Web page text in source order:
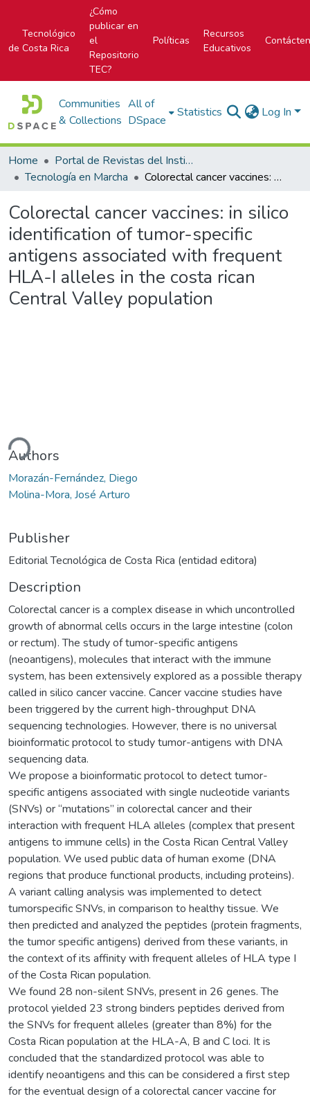
Tecnológico
de Costa Rica
¿Cómo
publicar en
el
Repositorio
TEC?
Políticas
Recursos
Educativos
Communities
& Collections
All of
DSpace
Statistics Log In
Home
Portal de Revistas del Instituto Tecnológico de Costa Rica
Tecnología en Marcha
Colorectal cancer vaccines: in silico identification of tumor-specific antigens associated with frequent HLA-I alleles in the costa rican Central Valley population
Colorectal cancer vaccines: in silico
identification of tumor-specific
antigens associated with frequent
HLA-I alleles in the costa rican
Central Valley population
Authors
Morazán-Fernández, Diego
Molina-Mora, José Arturo
Publisher
Editorial Tecnológica de Costa Rica (entidad editora)
Description
Colorectal cancer is a complex disease in which uncontrolled
growth of abnormal cells occurs in the large intestine (colon
or rectum). The study of tumor-specific antigens
(neoantigens), molecules that interact with the immune
system, has been extensively explored as a possible therapy
called in silico cancer vaccine. Cancer vaccine studies have
been triggered by the current high-throughput DNA
sequencing technologies. However, there is no universal
bioinformatic protocol to study tumor-antigens with DNA
sequencing data.
We propose a bioinformatic protocol to detect tumor-
specific antigens associated with single nucleotide variants
(SNVs) or “mutations” in colorectal cancer and their
interaction with frequent HLA alleles (complex that present
antigens to immune cells) in the Costa Rican Central Valley
population. We used public data of human exome (DNA
regions that produce functional products, including proteins).
A variant calling analysis was implemented to detect
tumorspecific SNVs, in comparison to healthy tissue. We
then predicted and analyzed the peptides (protein fragments,
the tumor specific antigens) derived from these variants, in
the context of its affinity with frequent alleles of HLA type I
of the Costa Rican population.
We found 28 non-silent SNVs, present in 26 genes. The
protocol yielded 23 strong binders peptides derived from
the SNVs for frequent alleles (greater than 8%) for the
Costa Rican population at the HLA-A, B and C loci. It is
concluded that the standardized protocol was able to
identify neoantigens and this can be considered a first step
for the eventual design of a colorectal cancer vaccine for